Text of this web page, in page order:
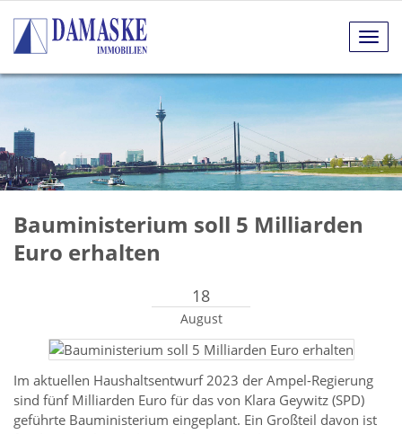
Bauministerium soll 5 Milliarden
Euro erhalten
18
August
Im aktuellen Haushaltsentwurf 2023 der Ampel-Regierung
sind fünf Milliarden Euro für das von Klara Geywitz (SPD)
geführte Bauministerium eingeplant. Ein Großteil davon ist